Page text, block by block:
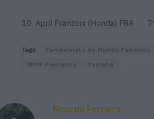
10. April Franzoni (Honda) FRA
Tags: Campeonato do Mundo Feminino
WMX Alemanha
Yamaha
Ricardo Ferreira